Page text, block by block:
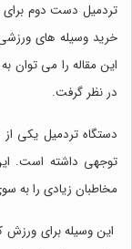
تردمیل دست دوم برای
خرید وسیله های ورزشی
این مقاله را می توان
در نظر گرفت.
دستگاه تردمیل یکی
توجهی داشته است.
مخاطبان زیادی را به
این وسیله برای ورزش